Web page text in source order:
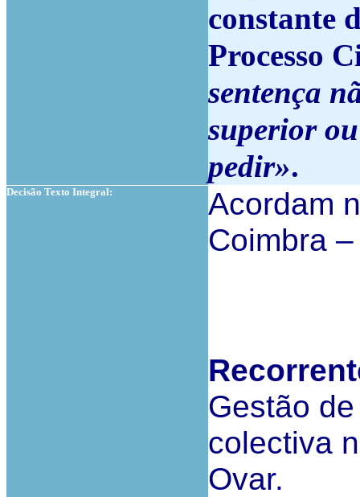
constante
Processo
sentença
superior
pedir».
Decisão Texto Integral:
Acordam
Coimbra
Gestão
colectiva
Ovar.